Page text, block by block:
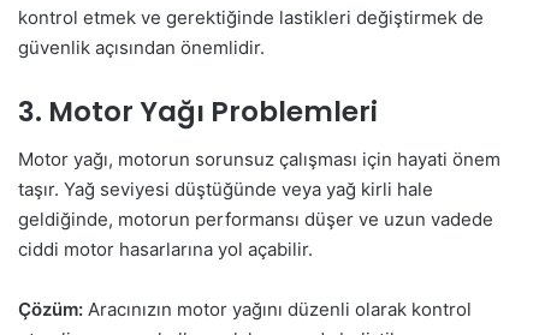
kontrol etmek ve gerektiğinde lastikleri değiştirmek de
güvenlik açısından önemlidir.
3. Motor Yağı Problemleri
Motor yağı, motorun sorunsuz çalışması için hayati önem
taşır. Yağ seviyesi düştüğünde veya yağ kirli hale
geldiğinde, motorun performansı düşer ve uzun vadede
ciddi motor hasarlarına yol açabilir.
Çözüm: Aracınızın motor yağını düzenli olarak kontrol